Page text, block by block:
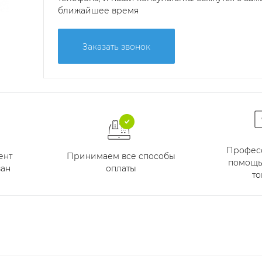
ближайшее время
Заказать звонок
Принимаем все способы
оплаты